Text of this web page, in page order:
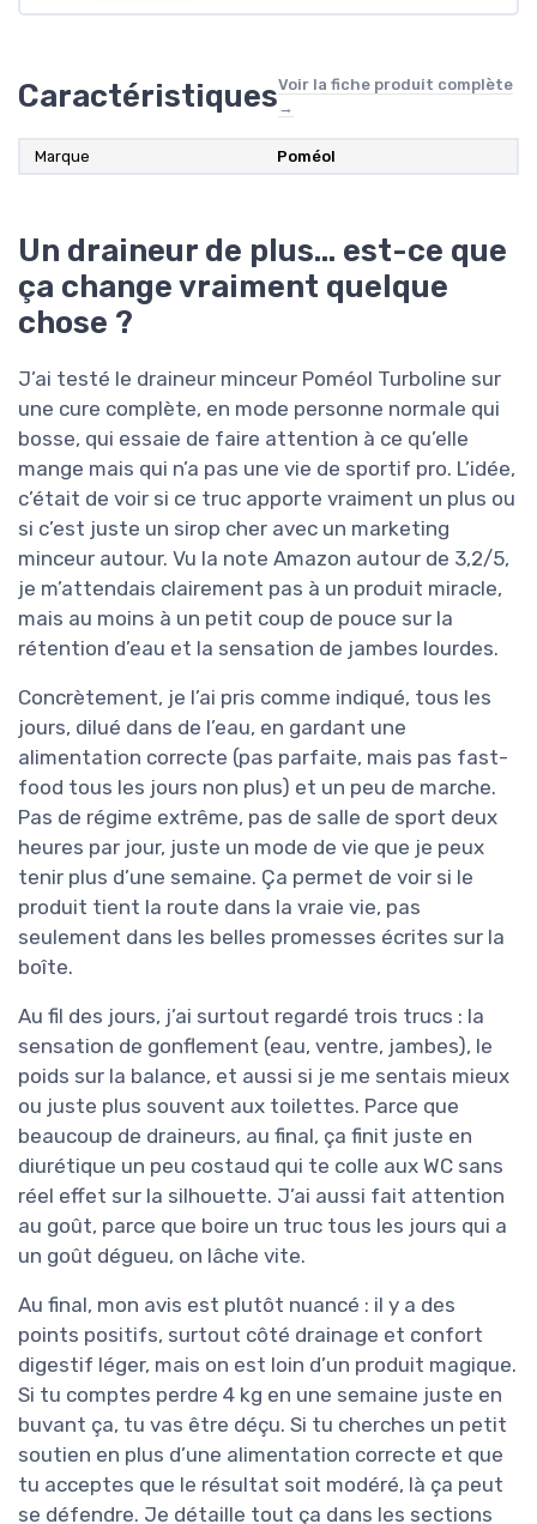
CaractéristiquesVoir la fiche produit complète
→
Marque Poméol
Un draineur de plus… est-ce que
ça change vraiment quelque
chose ?
J’ai testé le draineur minceur Poméol Turboline sur
une cure complète, en mode personne normale qui
bosse, qui essaie de faire attention à ce qu’elle
mange mais qui n’a pas une vie de sportif pro. L’idée,
c’était de voir si ce truc apporte vraiment un plus ou
si c’est juste un sirop cher avec un marketing
minceur autour. Vu la note Amazon autour de 3,2/5,
je m’attendais clairement pas à un produit miracle,
mais au moins à un petit coup de pouce sur la
rétention d’eau et la sensation de jambes lourdes.
Concrètement, je l’ai pris comme indiqué, tous les
jours, dilué dans de l’eau, en gardant une
alimentation correcte (pas parfaite, mais pas fast-
food tous les jours non plus) et un peu de marche.
Pas de régime extrême, pas de salle de sport deux
heures par jour, juste un mode de vie que je peux
tenir plus d’une semaine. Ça permet de voir si le
produit tient la route dans la vraie vie, pas
seulement dans les belles promesses écrites sur la
boîte.
Au fil des jours, j’ai surtout regardé trois trucs : la
sensation de gonflement (eau, ventre, jambes), le
poids sur la balance, et aussi si je me sentais mieux
ou juste plus souvent aux toilettes. Parce que
beaucoup de draineurs, au final, ça finit juste en
diurétique un peu costaud qui te colle aux WC sans
réel effet sur la silhouette. J’ai aussi fait attention
au goût, parce que boire un truc tous les jours qui a
un goût dégueu, on lâche vite.
Au final, mon avis est plutôt nuancé : il y a des
points positifs, surtout côté drainage et confort
digestif léger, mais on est loin d’un produit magique.
Si tu comptes perdre 4 kg en une semaine juste en
buvant ça, tu vas être déçu. Si tu cherches un petit
soutien en plus d’une alimentation correcte et que
tu acceptes que le résultat soit modéré, là ça peut
se défendre. Je détaille tout ça dans les sections